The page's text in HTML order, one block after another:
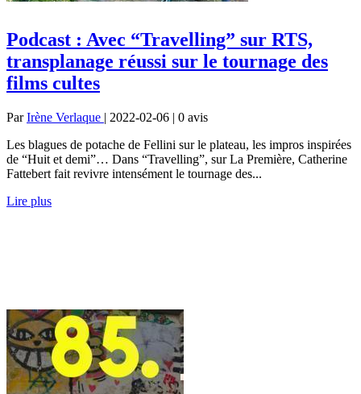
Podcast : Avec “Travelling” sur RTS,
transplanage réussi sur le tournage des
films cultes
ParIrène Verlaque | 2022-02-06 | 0 avis
Les blagues de potache de Fellini sur le plateau, les impros inspirées
de “Huit et demi”… Dans “Travelling”, sur La Première, Catherine
Fattebert fait revivre intensément le tournage des...
Lire plus